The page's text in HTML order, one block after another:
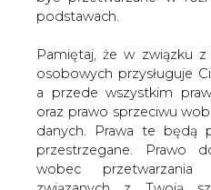
praw i wolności lub
dochodzenia lub obrony
będą przetwarzane w
po zgłoszeniu
się z naszą oceną
Twoich danych lub
zakresie, koniecznie
swoje zastrzeżenia na
Danych Osobowych
Wycofanie zgody nie
PODPIS
Przesłanie komentarza oznacza
cire.pl